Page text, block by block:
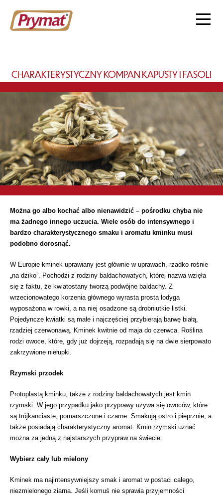
CHARAKTERYSTYCZNY KOMPAN KAPUSTY I FASOLI
Można go albo kochać albo nienawidzić – pośrodku chyba nie
ma żadnego innego uczucia. Wiele osób do intensywnego i
bardzo charakterystycznego smaku i aromatu kminku musi
podobno dorosnąć.
W Europie kminek uprawiany jest głównie w uprawach, rzadko rośnie
„na dziko”. Pochodzi z rodziny baldachowatych, której nazwa wzięła
się z faktu, że kwiatostany tworzą podwójne baldachy. Z
wrzecionowatego korzenia głównego wyrasta prosta łodyga
wyposażona w rowki, a na niej osadzone są drobniutkie listki.
Pojedyncze kwiatki są małe i najczęściej przybierają barwę białą,
rzadziej czerwonawą. Kminek kwitnie od maja do czerwca. Roślina
rodzi owoce, które, gdy już dojrzeją, rozpadają się na dwie sierpowato
zakrzywione niełupki.
Rzymski przodek
Protoplastą kminku, także z rodziny baldachowatych jest kmin
rzymski. W jego przypadku jako przyprawy używa się owoców, które
są trójkanciaste, pomarszczone i czarne. Smakują ostro i pieprznie, a
także posiadają charakterystyczny aromat. Kmin rzymski uznać
można za jedną z najstarszych przypraw na świecie.
Wybierz cały lub mielony
Kminek ma najintensywniejszy smak i aromat w postaci całego,
niezmielonego ziarna. Jeśli komuś nie sprawia przyjemności